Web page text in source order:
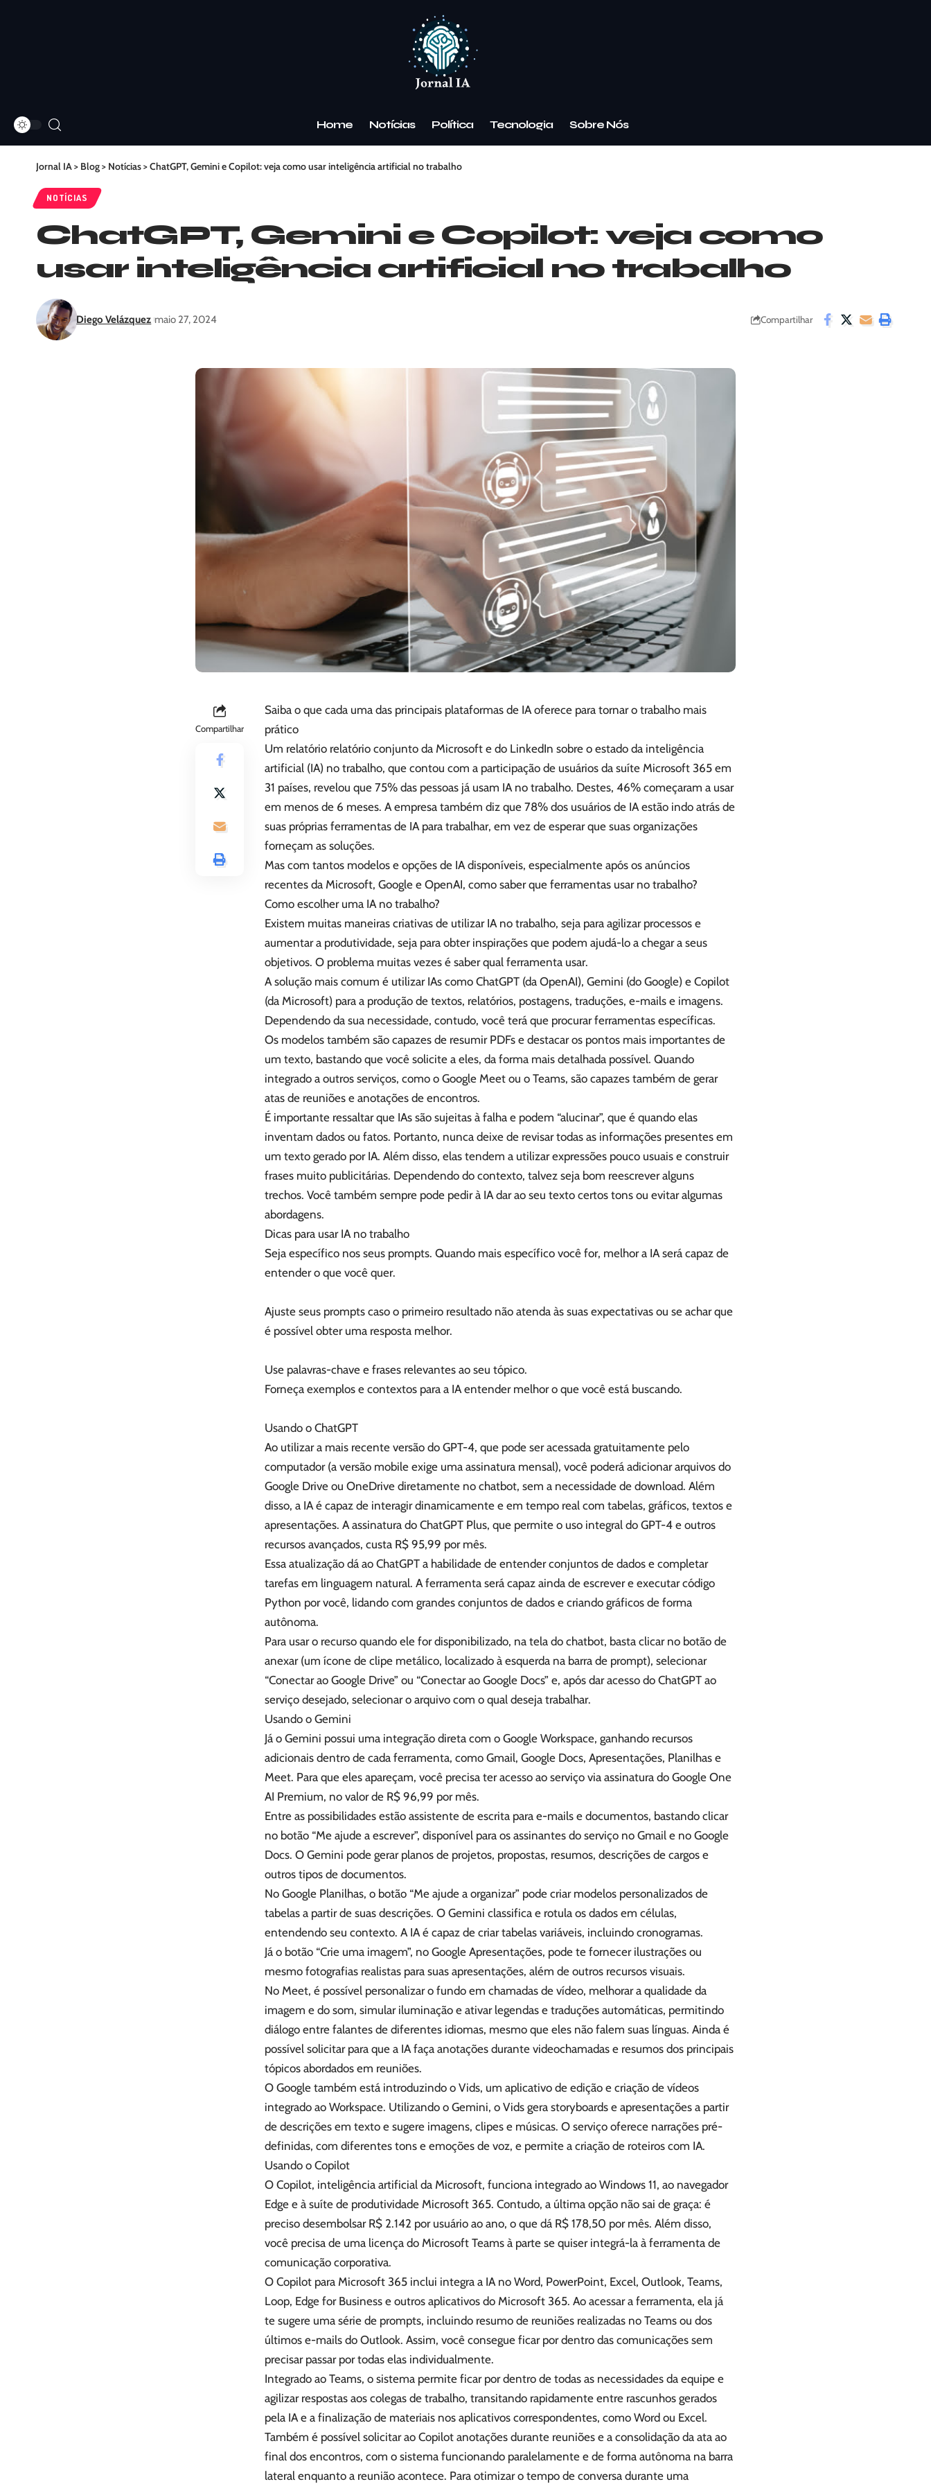
Home Notícias Política Tecnologia Sobre Nós
Jornal IA> Blog> Notícias>ChatGPT, Gemini e Copilot: veja como usar inteligência artificial no trabalho
NOTÍCIAS
ChatGPT, Gemini e Copilot: veja como
usar inteligência artificial no trabalho
Diego Velázquez maio 27, 2024 Compartilhar
Compartilhar
Saiba o que cada uma das principais plataformas de IA oferece para tornar o trabalho mais
prático
Um relatório relatório conjunto da Microsoft e do LinkedIn sobre o estado da inteligência
artificial (IA) no trabalho, que contou com a participação de usuários da suíte Microsoft 365 em
31 países, revelou que 75% das pessoas já usam IA no trabalho. Destes, 46% começaram a usar
em menos de 6 meses. A empresa também diz que 78% dos usuários de IA estão indo atrás de
suas próprias ferramentas de IA para trabalhar, em vez de esperar que suas organizações
forneçam as soluções.
Mas com tantos modelos e opções de IA disponíveis, especialmente após os anúncios
recentes da Microsoft, Google e OpenAI, como saber que ferramentas usar no trabalho?
Como escolher uma IA no trabalho?
Existem muitas maneiras criativas de utilizar IA no trabalho, seja para agilizar processos e
aumentar a produtividade, seja para obter inspirações que podem ajudá-lo a chegar a seus
objetivos. O problema muitas vezes é saber qual ferramenta usar.
A solução mais comum é utilizar IAs como ChatGPT (da OpenAI), Gemini (do Google) e Copilot
(da Microsoft) para a produção de textos, relatórios, postagens, traduções, e-mails e imagens.
Dependendo da sua necessidade, contudo, você terá que procurar ferramentas específicas.
Os modelos também são capazes de resumir PDFs e destacar os pontos mais importantes de
um texto, bastando que você solicite a eles, da forma mais detalhada possível. Quando
integrado a outros serviços, como o Google Meet ou o Teams, são capazes também de gerar
atas de reuniões e anotações de encontros.
É importante ressaltar que IAs são sujeitas à falha e podem “alucinar”, que é quando elas
inventam dados ou fatos. Portanto, nunca deixe de revisar todas as informações presentes em
um texto gerado por IA. Além disso, elas tendem a utilizar expressões pouco usuais e construir
frases muito publicitárias. Dependendo do contexto, talvez seja bom reescrever alguns
trechos. Você também sempre pode pedir à IA dar ao seu texto certos tons ou evitar algumas
abordagens.
Dicas para usar IA no trabalho
Seja específico nos seus prompts. Quando mais específico você for, melhor a IA será capaz de
entender o que você quer.
Ajuste seus prompts caso o primeiro resultado não atenda às suas expectativas ou se achar que
é possível obter uma resposta melhor.
Use palavras-chave e frases relevantes ao seu tópico.
Forneça exemplos e contextos para a IA entender melhor o que você está buscando.
Usando o ChatGPT
Ao utilizar a mais recente versão do GPT-4, que pode ser acessada gratuitamente pelo
computador (a versão mobile exige uma assinatura mensal), você poderá adicionar arquivos do
Google Drive ou OneDrive diretamente no chatbot, sem a necessidade de download. Além
disso, a IA é capaz de interagir dinamicamente e em tempo real com tabelas, gráficos, textos e
apresentações. A assinatura do ChatGPT Plus, que permite o uso integral do GPT-4 e outros
recursos avançados, custa R$ 95,99 por mês.
Essa atualização dá ao ChatGPT a habilidade de entender conjuntos de dados e completar
tarefas em linguagem natural. A ferramenta será capaz ainda de escrever e executar código
Python por você, lidando com grandes conjuntos de dados e criando gráficos de forma
autônoma.
Para usar o recurso quando ele for disponibilizado, na tela do chatbot, basta clicar no botão de
anexar (um ícone de clipe metálico, localizado à esquerda na barra de prompt), selecionar
“Conectar ao Google Drive” ou “Conectar ao Google Docs” e, após dar acesso do ChatGPT ao
serviço desejado, selecionar o arquivo com o qual deseja trabalhar.
Usando o Gemini
Já o Gemini possui uma integração direta com o Google Workspace, ganhando recursos
adicionais dentro de cada ferramenta, como Gmail, Google Docs, Apresentações, Planilhas e
Meet. Para que eles apareçam, você precisa ter acesso ao serviço via assinatura do Google One
AI Premium, no valor de R$ 96,99 por mês.
Entre as possibilidades estão assistente de escrita para e-mails e documentos, bastando clicar
no botão “Me ajude a escrever”, disponível para os assinantes do serviço no Gmail e no Google
Docs. O Gemini pode gerar planos de projetos, propostas, resumos, descrições de cargos e
outros tipos de documentos.
No Google Planilhas, o botão “Me ajude a organizar” pode criar modelos personalizados de
tabelas a partir de suas descrições. O Gemini classifica e rotula os dados em células,
entendendo seu contexto. A IA é capaz de criar tabelas variáveis, incluindo cronogramas.
Já o botão “Crie uma imagem”, no Google Apresentações, pode te fornecer ilustrações ou
mesmo fotografias realistas para suas apresentações, além de outros recursos visuais.
No Meet, é possível personalizar o fundo em chamadas de vídeo, melhorar a qualidade da
imagem e do som, simular iluminação e ativar legendas e traduções automáticas, permitindo
diálogo entre falantes de diferentes idiomas, mesmo que eles não falem suas línguas. Ainda é
possível solicitar para que a IA faça anotações durante videochamadas e resumos dos principais
tópicos abordados em reuniões.
O Google também está introduzindo o Vids, um aplicativo de edição e criação de vídeos
integrado ao Workspace. Utilizando o Gemini, o Vids gera storyboards e apresentações a partir
de descrições em texto e sugere imagens, clipes e músicas. O serviço oferece narrações pré-
definidas, com diferentes tons e emoções de voz, e permite a criação de roteiros com IA.
Usando o Copilot
O Copilot, inteligência artificial da Microsoft, funciona integrado ao Windows 11, ao navegador
Edge e à suíte de produtividade Microsoft 365. Contudo, a última opção não sai de graça: é
preciso desembolsar R$ 2.142 por usuário ao ano, o que dá R$ 178,50 por mês. Além disso,
você precisa de uma licença do Microsoft Teams à parte se quiser integrá-la à ferramenta de
comunicação corporativa.
O Copilot para Microsoft 365 inclui integra a IA no Word, PowerPoint, Excel, Outlook, Teams,
Loop, Edge for Business e outros aplicativos do Microsoft 365. Ao acessar a ferramenta, ela já
te sugere uma série de prompts, incluindo resumo de reuniões realizadas no Teams ou dos
últimos e-mails do Outlook. Assim, você consegue ficar por dentro das comunicações sem
precisar passar por todas elas individualmente.
Integrado ao Teams, o sistema permite ficar por dentro de todas as necessidades da equipe e
agilizar respostas aos colegas de trabalho, transitando rapidamente entre rascunhos gerados
pela IA e a finalização de materiais nos aplicativos correspondentes, como Word ou Excel.
Também é possível solicitar ao Copilot anotações durante reuniões e a consolidação da ata ao
final dos encontros, com o sistema funcionando paralelamente e de forma autônoma na barra
lateral enquanto a reunião acontece. Para otimizar o tempo de conversa durante uma